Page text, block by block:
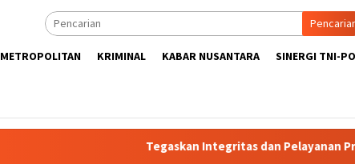
METROPOLITAN KRIMINAL KABAR NUSANTARA SINERGI TNI-
Tegaskan Integritas dan Pelayanan Presisi,